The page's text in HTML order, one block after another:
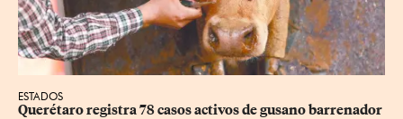
ESTADOS
Querétaro registra 78 casos activos de gusano barrenador